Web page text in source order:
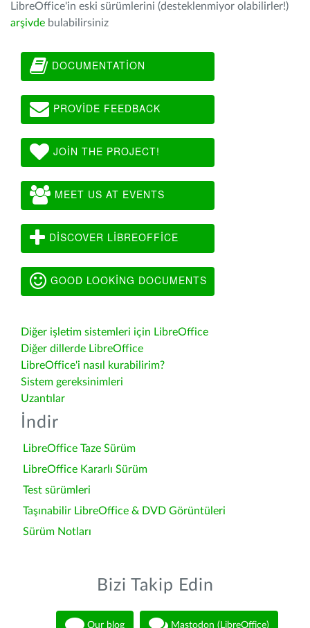
LibreOffice'in eski sürümlerini (desteklenmiyor olabilirler!)
arşivde bulabilirsiniz
DOCUMENTATION
PROVIDE FEEDBACK
JOIN THE PROJECT!
MEET US AT EVENTS
DISCOVER LIBREOFFICE
GOOD LOOKING DOCUMENTS
Diğer işletim sistemleri için LibreOffice
Diğer dillerde LibreOffice
LibreOffice'i nasıl kurabilirim?
Sistem gereksinimleri
Uzantılar
İndir
LibreOffice Taze Sürüm
LibreOffice Kararlı Sürüm
Test sürümleri
Taşınabilir LibreOffice & DVD Görüntüleri
Sürüm Notları
Bizi Takip Edin
Our blog Mastodon (LibreOffice)